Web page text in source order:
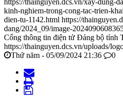
https://thainguyen.dcs.vn/xay-dung-
kinh-nghiem-trong-cong-tac-trien-
dien-tu-1142.html https://
dang/2024_09/image-
Cổng thông tin điện tử Đảng bộ tỉnh
https://thainguyen.dcs.vn/uploads/
Thứ năm - 05/09/2024 21:36
0